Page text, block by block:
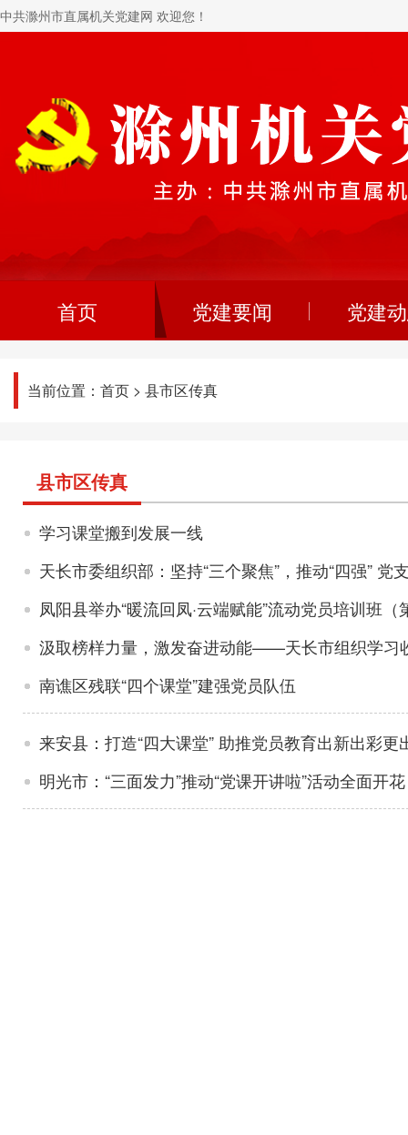
中共滁州市直属机关党建网 欢迎您！
首页 党建要闻 党建
当前位置： 首页 > 县市区传真
县市区传真
学习课堂搬到发展一线
天长市委组织部：坚持“三个聚焦”，推动“四强” 党
凤阳县举办“暖流回凤·云端赋能”流动党员培训班（
汲取榜样力量，激发奋进动能——天长市组织学习
南谯区残联“四个课堂”建强党员队伍
来安县：打造“四大课堂” 助推党员教育出新出彩更
明光市：“三面发力”推动“党课开讲啦”活动全面开花